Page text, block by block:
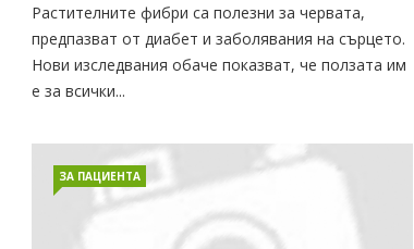
Растителните фибри са полезни за червата,
предпазват от диабет и заболявания на сърцето.
Нови изследвания обаче показват, че ползата им
е за всички...
ЗА ПАЦИЕНТА